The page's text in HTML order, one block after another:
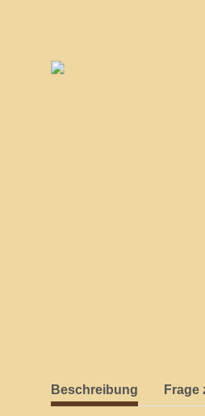
Beschreibung Frage